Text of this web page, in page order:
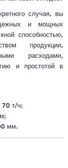
случая, вы
и мощных
способностью,
продукции,
расходами,
и простотой в
70 т/ч;
мм.